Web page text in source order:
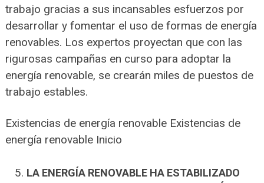
trabajo gracias a sus incansables esfuerzos por
desarrollar y fomentar el uso de formas de energía
renovables. Los expertos proyectan que con las
rigurosas campañas en curso para adoptar la
energía renovable, se crearán miles de puestos de
trabajo estables.
Existencias de energía renovable Existencias de
energía renovable Inicio
LA ENERGÍA RENOVABLE HA ESTABILIZADO